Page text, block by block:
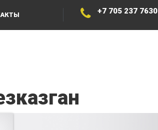
+7 705 237 7630